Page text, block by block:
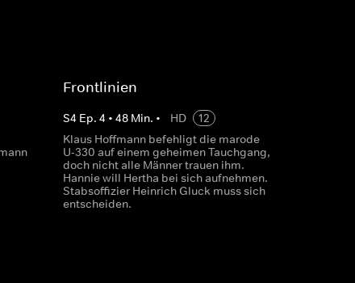
Frontlinien
S4 Ep. 4 • 48Min. • HD
12
Klaus Hoffmann befehligt die marode
U-330 auf einem geheimen Tauchgang,
doch nicht alle Männer trauen ihm.
Hannie will Hertha bei sich aufnehmen.
Stabsoffizier Heinrich Gluck muss sich
entscheiden.